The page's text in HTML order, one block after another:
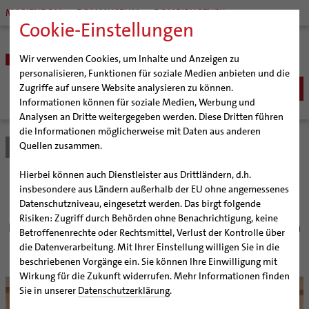
Cookie-Einstellungen
Wir verwenden Cookies, um Inhalte und Anzeigen zu
personalisieren, Funktionen für soziale Medien anbieten und die
Zugriffe auf unsere Website analysieren zu können.
Informationen können für soziale Medien, Werbung und
Analysen an Dritte weitergegeben werden. Diese Dritten führen
die Informationen möglicherweise mit Daten aus anderen
Quellen zusammen.
Hierbei können auch Dienstleister aus Drittländern, d.h.
insbesondere aus Ländern außerhalb der EU ohne angemessenes
Datenschutzniveau, eingesetzt werden. Das birgt folgende
Risiken: Zugriff durch Behörden ohne Benachrichtigung, keine
Betroffenenrechte oder Rechtsmittel, Verlust der Kontrolle über
die Datenverarbeitung. Mit Ihrer Einstellung willigen Sie in die
beschriebenen Vorgänge ein. Sie können Ihre Einwilligung mit
Wirkung für die Zukunft widerrufen. Mehr Informationen finden
Sie in unserer Datenschutzerklärung.
MARIENDOM DOMMUSEUM DOMBIBLIOTHEK
BISTUM
Bischöfe
Weihbischof Dr. Martin Marahrens
Bischof em. Norbert Trelle
Weihbischof em. Bongartz
Weihbischof em. Schwerdtfeger
Weihbischof em. Koitz
Bischof em. Dr. Wüstenberg
Generalvikariat
Gremien
Diözesangericht
Gemeindegremien
Pfarrgemeinden
Hildesheimer Dom
Virtueller Rundgang durch den Dom
Tausendjähriger Rosenstock
Die Hildesheimer Dommusik
Wallfahrten | Pilgern
Termine Wallfahrten und Pilgern
Jakobswege im Bistum Hildesheim
Veranstaltungen
Strategieprozess
Jugend
Bistum Hildesheim
Zeichen der Hoffnung
Die Christussäule des Hildesheimer Doms steht nun in
St. Michaelis
© bph